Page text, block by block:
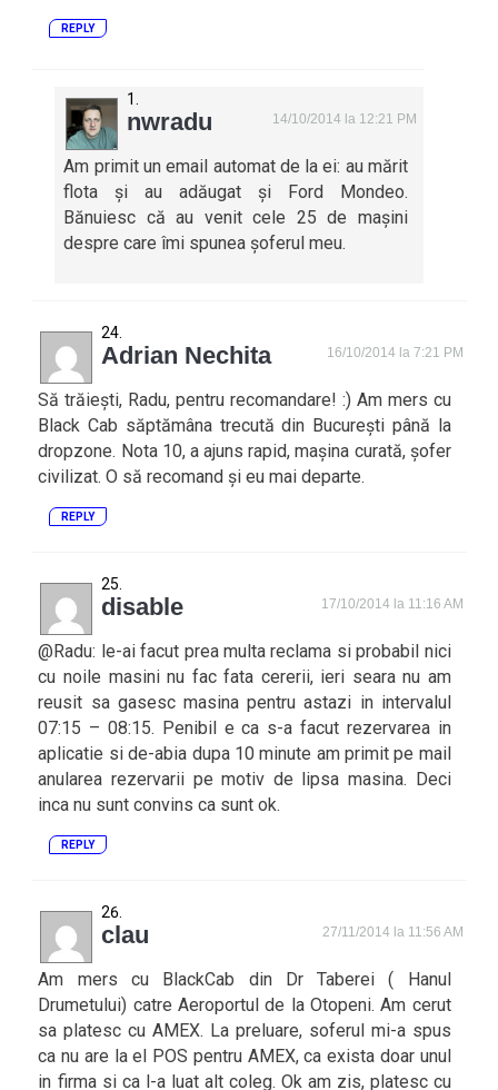
REPLY
nwradu 14/10/2014 la 12:21 PM
Am primit un email automat de la ei: au mărit
flota și au adăugat și Ford Mondeo.
Bănuiesc că au venit cele 25 de mașini
despre care îmi spunea șoferul meu.
Adrian Nechita 16/10/2014 la 7:21 PM
Să trăiești, Radu, pentru recomandare! :) Am mers cu
Black Cab săptămâna trecută din București până la
dropzone. Nota 10, a ajuns rapid, mașina curată, șofer
civilizat. O să recomand și eu mai departe.
REPLY
disable 17/10/2014 la 11:16 AM
@Radu: le-ai facut prea multa reclama si probabil nici
cu noile masini nu fac fata cererii, ieri seara nu am
reusit sa gasesc masina pentru astazi in intervalul
07:15 – 08:15. Penibil e ca s-a facut rezervarea in
aplicatie si de-abia dupa 10 minute am primit pe mail
anularea rezervarii pe motiv de lipsa masina. Deci
inca nu sunt convins ca sunt ok.
REPLY
clau 27/11/2014 la 11:56 AM
Am mers cu BlackCab din Dr Taberei ( Hanul
Drumetului) catre Aeroportul de la Otopeni. Am cerut
sa platesc cu AMEX. La preluare, soferul mi-a spus
ca nu are la el POS pentru AMEX, ca exista doar unul
in firma si ca l-a luat alt coleg. Ok am zis, platesc cu